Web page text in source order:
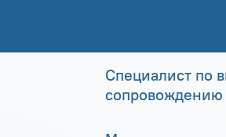
Специалист по
сопровождению